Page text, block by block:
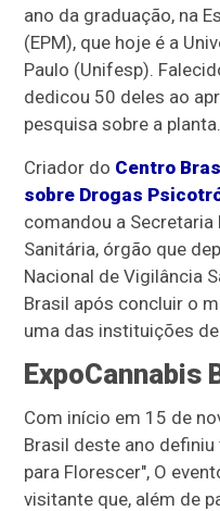
ano da graduação, na
(EPM), que hoje é a
Paulo (Unifesp).
dedicou 50 deles ao
pesquisa sobre a planta.
Criador do Centro
sobre Drogas
comandou a
Sanitária, órgão que
Nacional de Vigilância
Brasil após concluir o
uma das instituições
ExpoCannabis
Com início em 15 de
Brasil deste ano
para Florescer", O
visitante que, além de